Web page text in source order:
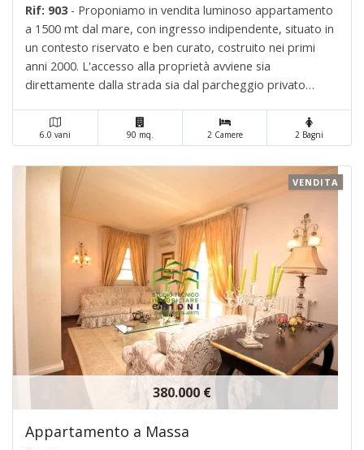
Rif: 903- Proponiamo in vendita luminoso appartamento
a 1500 mt dal mare, con ingresso indipendente, situato in
un contesto riservato e ben curato, costruito nei primi
anni 2000. L'accesso alla proprietà avviene sia
direttamente dalla strada sia dal parcheggio privato
lavanderia e un pratico locale/ricovero per bici. . .
6.0 vani 90 mq. 2 Camere 2 Bagni
380.000 €
VENDITA
Appartamento a Massa